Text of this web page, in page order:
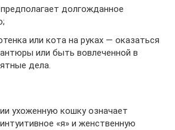
долгожданное
или кота на руках — оказаться
или быть вовлеченной в
дела.
ухоженную кошку означает
«я» и женственную